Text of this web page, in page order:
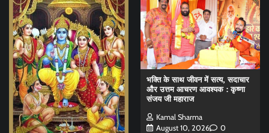
भक्ति के साथ जीवन में सत्य, सदाचार
और उत्तम आचरण आवश्यक : कृष्णा
संजय जी महाराज
Kamal Sharma
August 10, 2026
0